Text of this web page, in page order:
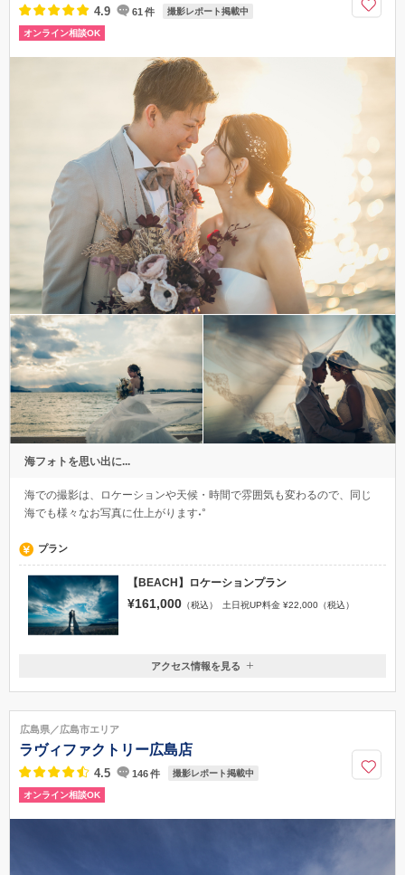
0120-89-8411
4.9 61 件 撮影レポート掲載中
オンライン相談OK
海フォトを思い出に...
海での撮影は、ロケーションや天候・時間で雰囲気も変わるので、同じ
海でも様々なお写真に仕上がります˖°
プラン
【BEACH】ロケーションプラン
¥161,000 （税込） 土日祝UP料金 ¥22,000（税込）
広島県広島市中区河原町7-11 3F
080-6313-6321
アクセス情報を見る
広島県／広島市エリア
ラヴィファクトリー広島店
4.5 146件 撮影レポート掲載中
オンライン相談OK